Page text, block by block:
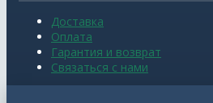
Доставка
Оплата
Гарантия и возврат
Связаться с нами